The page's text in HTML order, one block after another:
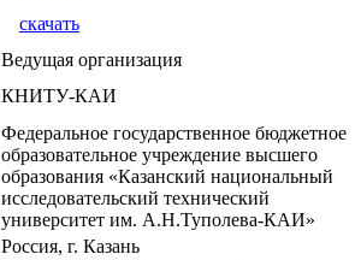
скачать
Ведущая организация
КНИТУ-КАИ
Федеральное государственное бюджетное
образовательное учреждение высшего
образования «Казанский национальный
исследовательский технический
университет им. А.Н.Туполева-КАИ»
Россия, г. Казань